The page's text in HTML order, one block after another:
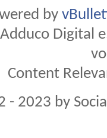
by
Digital
Content
2023 by